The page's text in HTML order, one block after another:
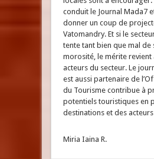
conduit le Journal Mada7 et
donner un coup de
Vatomandry. Et si le
tente tant bien que mal de
morosité, le mérite revient
acteurs du secteur. Le
est aussi partenaire de
du Tourisme contribue à
potentiels touristiques en
destinations et des
Miria Iaina R.